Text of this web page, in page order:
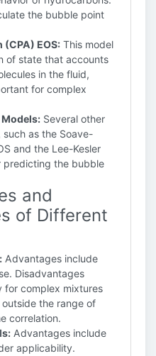
the bubble point
EOS: This model
of state that accounts
in the fluid,
for complex
Several other
as the Soave-
and the Lee-Kesler
predicting the bubble
and
of Different
Advantages include
Disadvantages
for complex mixtures
the range of
correlation.
Advantages include
applicability.